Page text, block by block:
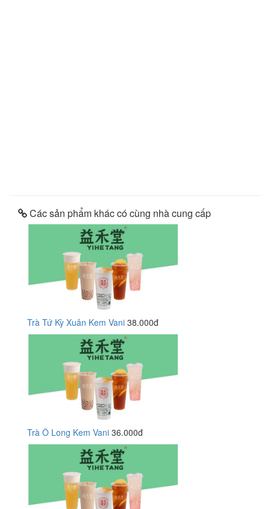
Các sản phẩm khác có cùng nhà cung cấp
Trà Tứ Kỳ Xuân Kem Vani 38.000đ
Trà Ô Long Kem Vani 36.000đ